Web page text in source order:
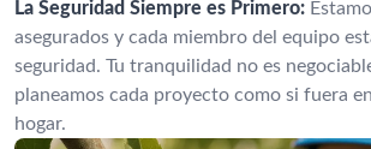
La Seguridad Siempre es Primero:
asegurados y cada miembro del equipo
seguridad. Tu tranquilidad no es
planeamos cada proyecto como si fuera
hogar.